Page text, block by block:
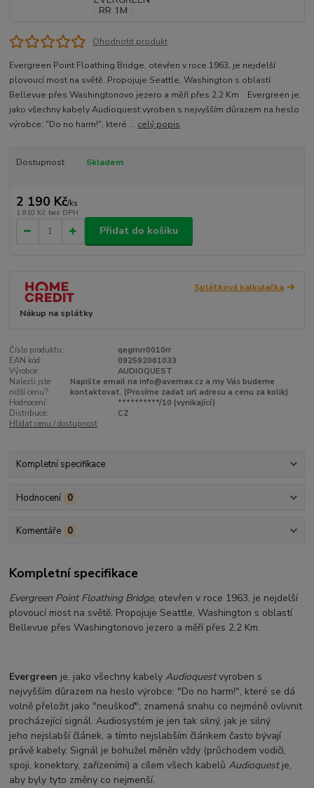
Ohodnotit produkt
Evergreen Point Floathing Bridge, otevřen v roce 1963, je nejdelší
plovoucí most na světě. Propojuje Seattle, Washington s oblastí
Bellevue přes Washingtonovo jezero a měří přes 2,2 Km. Evergreen je,
jako všechny kabely Audioquest vyroben s nejvyšším důrazem na heslo
výrobce: "Do no harm!", které ... celý popis
Dostupnost Skladem
2 190 Kč/ks
1 810 Kč bez DPH
Přidat do košíku
Splátková kalkulačka
Nákup na splátky
Číslo produktu:
qegrnrr0010rr
EAN kód:
092592061033
Výrobce:
AUDIOQUEST
Nalezli jste
nižší cenu?:
Napište email na info@avemax.cz a my Vás budeme
kontaktovat. (Prosíme zadat url adresu a cenu za kolik)
Hodnocení:
**********/10 (vynikající)
Distribuce:
CZ
Hlídat cenu / dostupnost
Kompletní specifikace
Hodnocení 0
Komentáře 0
Kompletní specifikace
Evergreen Point Floathing Bridge, otevřen v roce 1963, je nejdelší
plovoucí most na světě. Propojuje Seattle, Washington s oblastí
Bellevue přes Washingtonovo jezero a měří přes 2,2 Km.
Evergreen je, jako všechny kabelyAudioquestvyroben s
nejvyšším důrazem na heslo výrobce: "Do no harm!", které se dá
volně přeložit jako "neuškoď"; znamená snahu co nejméně ovlivnit
procházející signál. Audiosystém je jen tak silný, jak je silný
jeho nejslabší článek, a tímto nejslabším článkem často bývají
právě kabely. Signál je bohužel měněn vždy (průchodem vodiči,
spoji, konektory, zařízeními) a cílem všech kabelůAudioquestje,
aby byly tyto změny co nejmenší.